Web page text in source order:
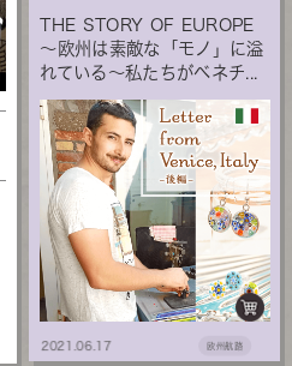
THE STORY OF EUROPE
～欧州は素敵な「モノ」に溢
れている～私たちがベネチ...
2021.06.17 欧州航路